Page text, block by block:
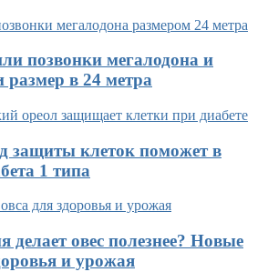
позвонки мегалодона и
размер в 24 метра
защиты клеток поможет в
1 типа
делает овес полезнее? Новые
и урожая